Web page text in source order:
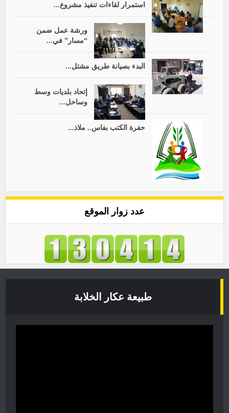
استمرار لقاءات تنفيذ مشروع...
ورشة عمل ضمن
“مسار” في...
البدء بصيانة طريق مشتل...
إتحاد بلديات وسط
وساحل...
حفرة الكتب بفاس.. ملاذ...
عدد زوار الموقع
طبيعة عكار الخلابة